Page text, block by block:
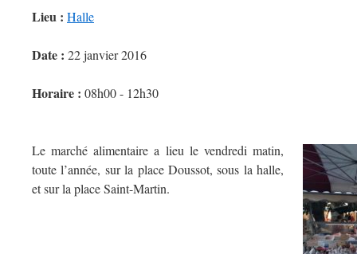
Lieu : Halle
Date : 22 janvier 2016
Horaire : 08h00 - 12h30
Le marché alimentaire a lieu le vendredi matin,
toute l’année, sur la place Doussot, sous la halle,
et sur la place Saint-Martin.